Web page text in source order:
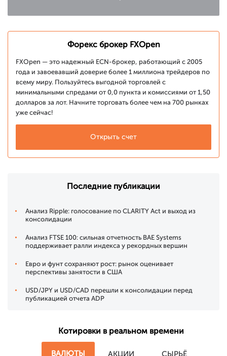
Форекс брокер FXOpen
FXOpen — это надежный ECN-брокер, работающий с 2005
года и завоевавший доверие более 1 миллиона трейдеров по
всему миру. Пользуйтесь выгодной торговлей с
минимальными спредами от 0,0 пункта и комиссиями от 1,50
долларов за лот. Начните торговать более чем на 700 рынках
уже сейчас!
Открыть счет
Последние публикации
Анализ Ripple: голосование по CLARITY Act и выход из
консолидации
Анализ FTSE 100: сильная отчетность BAE Systems
поддерживает ралли индекса у рекордных вершин
Евро и фунт сохраняют рост: рынок оценивает
перспективы занятости в США
USD/JPY и USD/CAD перешли к консолидации перед
публикацией отчета ADP
Котировки в реальном времени
ВАЛЮТЫ АКЦИИ СЫРЬЁ